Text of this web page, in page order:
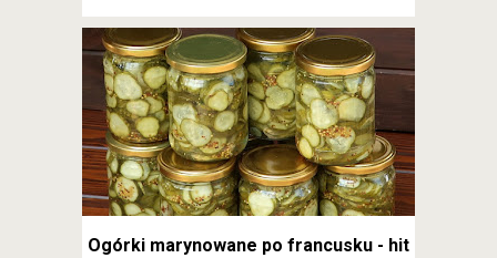
Ogórki marynowane po francusku - hit